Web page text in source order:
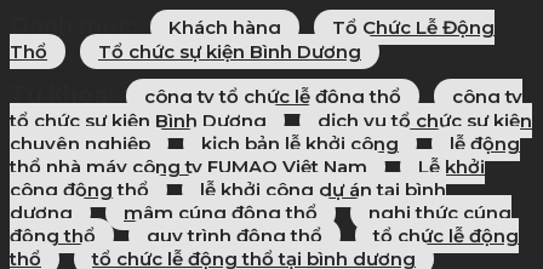
Khách hàng
Tổ Chức Lễ Động
Thổ
Tổ chức sự kiện Bình Dương
công ty tổ chức lễ động thổ
công ty
tổ chức sự kiện Bình Dương
dịch vụ tổ chức sự kiện
chuyên nghiệp
kịch bản lễ khởi công
lễ động
thổ nhà máy công ty FUMAO Việt Nam
Lễ khởi
công động thổ
lễ khởi công dự án tại bình
dương
mâm cúng động thổ
nghi thức cúng
động thổ
quy trình động thổ
tổ chức lễ động
thổ
tổ chức lễ động thổ tại bình dương